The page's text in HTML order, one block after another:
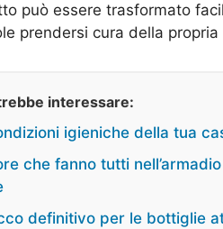
può essere trasformato
prendersi cura della
interessare:
igieniche della tua
che fanno tutti
definitivo per le bottiglie